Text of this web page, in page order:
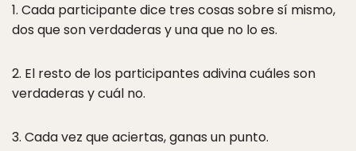
1. Cada participante dice tres cosas sobre sí mismo,
dos que son verdaderas y una que no lo es.
2. El resto de los participantes adivina cuáles son
verdaderas y cuál no.
3. Cada vez que aciertas, ganas un punto.